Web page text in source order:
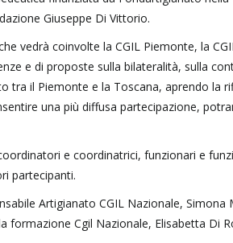
Giuseppe Di Vittorio.
vedrà coinvolte la CGIL Piemonte, la
e di proposte sulla bilateralità, sulla
tra il Piemonte e la Toscana, aprendo la
una più diffusa partecipazione,
e coordinatrici, funzionari e
partecipanti.
Artigianato CGIL Nazionale, Simona
formazione Cgil Nazionale, Elisabetta Di